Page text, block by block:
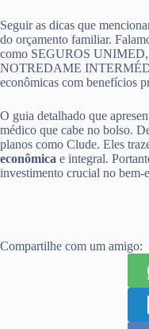
Seguir as dicas que
do orçamento familiar.
como SEGUROS
NOTREDAME
econômicas com benefícios
O guia detalhado que
médico que cabe no bolso.
planos como Clude. Eles
econômica e integral.
investimento crucial no bem-
Compartilhe com um amigo: